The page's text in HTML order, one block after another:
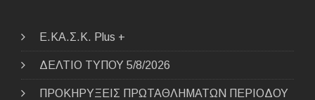
E.ΚΑ.Σ.Κ. Plus +
ΔΕΛΤΙΟ ΤΥΠΟΥ 5/8/2026
ΠΡΟΚΗΡΥΞΕΙΣ ΠΡΩΤΑΘΛΗΜΑΤΩΝ ΠΕΡΙΟΔΟΥ